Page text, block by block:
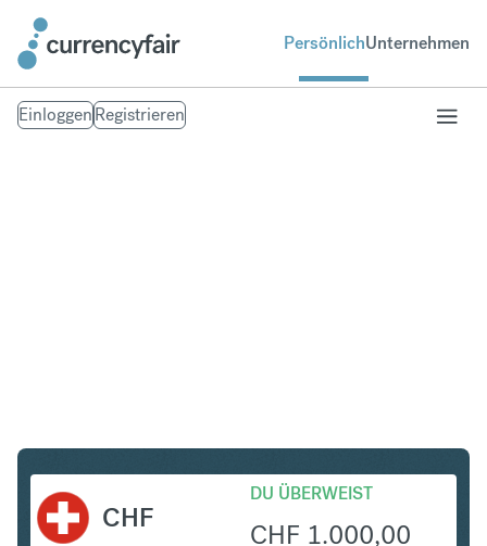
PersönlichUnternehmen
EinloggenRegistrieren
CHF
DU ÜBERWEIST
CHF 1.000,00